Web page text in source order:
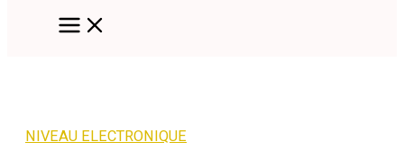
NIVEAU ELECTRONIQUE